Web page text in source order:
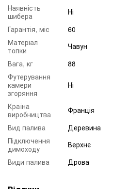
Наявність
шибера
Ні
Гарантія, міс
60
Матеріал
топки
Чавун
Вага, кг
88
Футерування
камери
згоряння
Ні
Країна
виробництва
Франція
Вид палива
Деревина
Підключення
димоходу
Верхнє
Види палива
Дрова